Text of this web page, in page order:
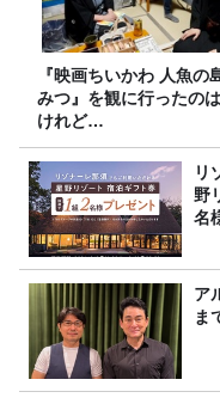
『映画ちいかわ 人魚の
みつ』を観に行ったの
けれど…
リ
野
名
ア
ま